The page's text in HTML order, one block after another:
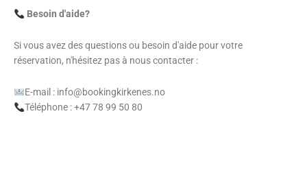
Besoin d'aide?
Si vous avez des questions ou besoin d'aide pour votre
réservation, n'hésitez pas à nous contacter :
E-mail : info@bookingkirkenes.no
Téléphone : +47 78 99 50 80